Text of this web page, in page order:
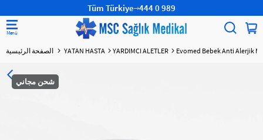
Tüm Türkiye 444 0 989
YATAN HASTA YARDIMCI ALETLER Evomed Bebek Anti Alerjik
شحن مجاني